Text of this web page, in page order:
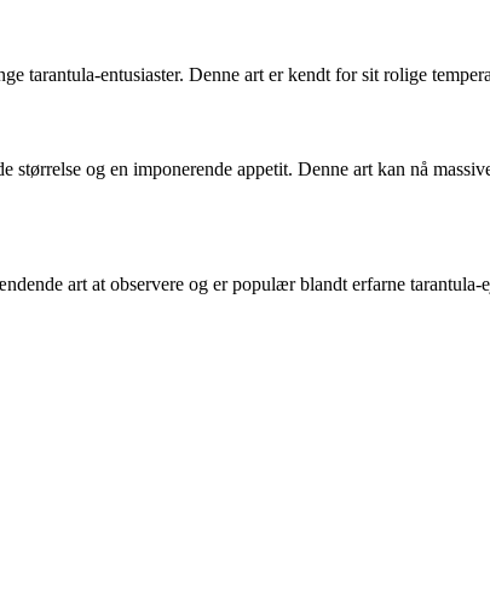
entusiaster. Denne art er kendt for sit rolige
og en imponerende appetit. Denne art kan nå
art at observere og er populær blandt erfarne